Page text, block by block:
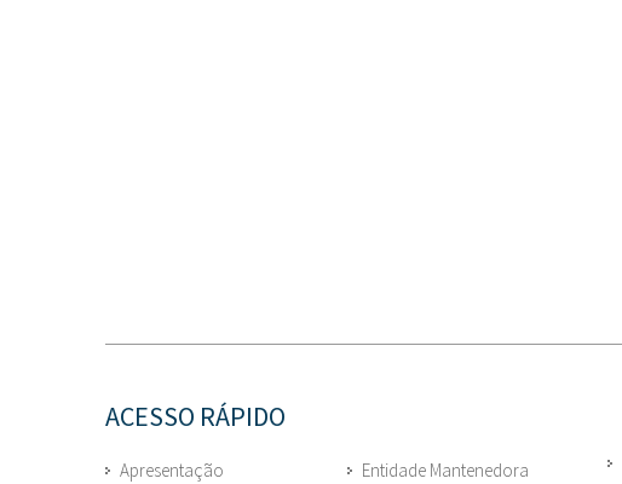
ACESSO RÁPIDO
Apresentação Entidade Mantenedora